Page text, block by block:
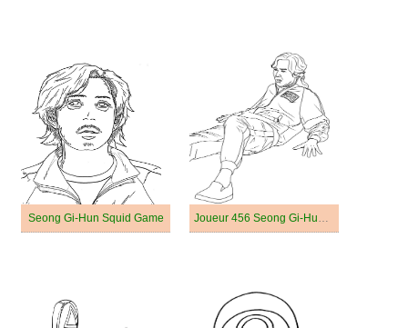
Seong Gi-Hun Squid Game Joueur 456 Seong Gi-Hun Squid Game